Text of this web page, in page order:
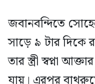
জবানবন্দিতে
সাড়ে ৯ টার দিকে
তার স্ত্রী স্বপ্না